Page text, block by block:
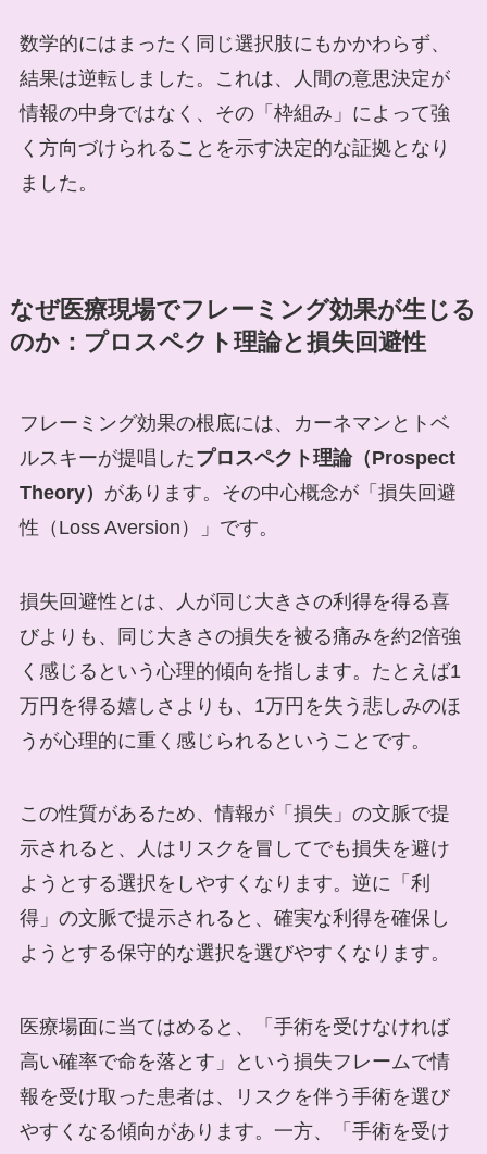
数学的にはまったく同じ選択肢にもかかわらず、
結果は逆転しました。これは、人間の意思決定が
情報の中身ではなく、その「枠組み」によって強
く方向づけられることを示す決定的な証拠となり
ました。
なぜ医療現場でフレーミング効果が生じる
のか：プロスペクト理論と損失回避性
フレーミング効果の根底には、カーネマンとトベ
ルスキーが提唱したプロスペクト理論（Prospect
Theory） があります。その中心概念が「損失回避
性（Loss Aversion）」です。
損失回避性とは、人が同じ大きさの利得を得る喜
びよりも、同じ大きさの損失を被る痛みを約2倍強
く感じるという心理的傾向を指します。たとえば1
万円を得る嬉しさよりも、1万円を失う悲しみのほ
うが心理的に重く感じられるということです。
この性質があるため、情報が「損失」の文脈で提
示されると、人はリスクを冒してでも損失を避け
ようとする選択をしやすくなります。逆に「利
得」の文脈で提示されると、確実な利得を確保し
ようとする保守的な選択を選びやすくなります。
医療場面に当てはめると、「手術を受けなければ
高い確率で命を落とす」という損失フレームで情
報を受け取った患者は、リスクを伴う手術を選び
やすくなる傾向があります。一方、「手術を受け